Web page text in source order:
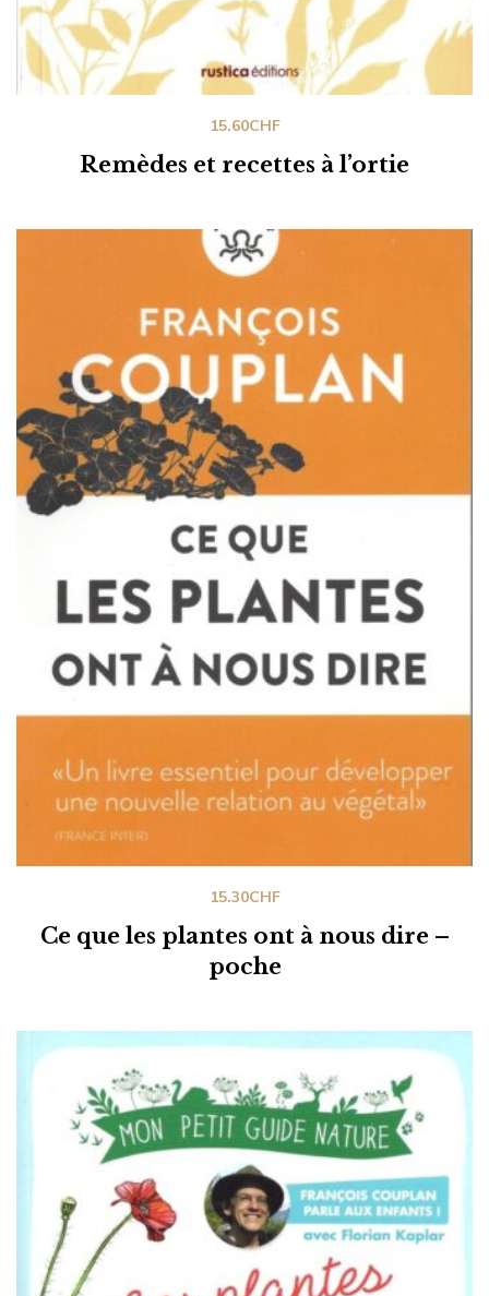
Remèdes et recettes à l’ortie
15.60CHF
Ce que les plantes ont à nous dire –
poche
15.30CHF